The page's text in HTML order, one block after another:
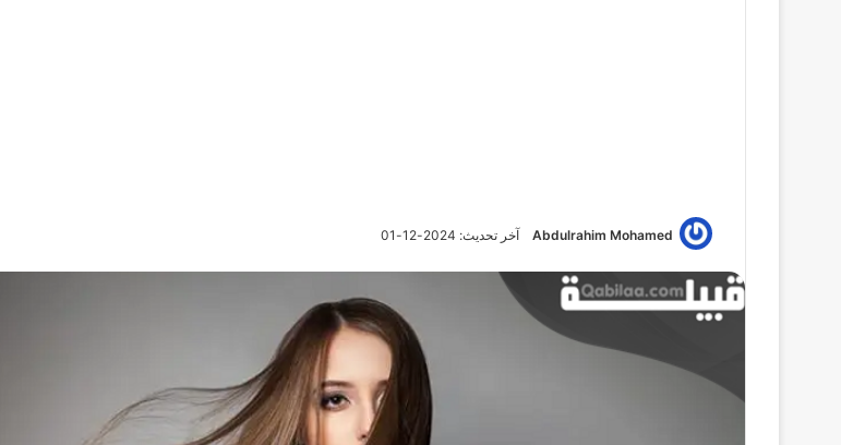
Abdulrahim Mohamed آخر تحديث: 2024-12-01